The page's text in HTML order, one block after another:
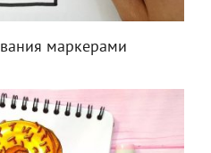
маркерами